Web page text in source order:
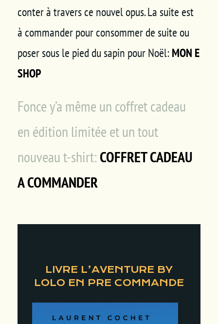
conter à travers ce nouvel opus. La suite est
à commander pour consommer de suite ou
poser sous le pied du sapin pour Noël:MON E
SHOP
Fonce y’a même un coffret cadeau
en édition limitée et un tout
nouveau t-shirt:COFFRET CADEAU
A COMMANDER
LIVRE L’AVENTURE BY
LOLO EN PRE COMMANDE